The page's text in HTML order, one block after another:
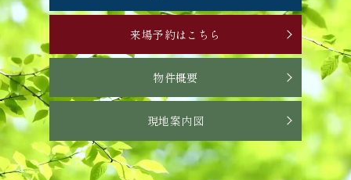
来場予約はこちら
物件概要
現地案内図